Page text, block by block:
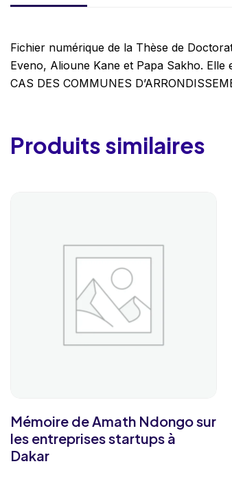
Fichier numérique de la Thèse de
Eveno, Alioune Kane et Papa Sakho. Elle
CAS DES COMMUNES
Produits similaires
Mémoire de Amath Ndongo sur
les entreprises startups à
Dakar